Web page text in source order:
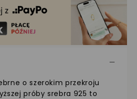
o szerokim przekroju
próby srebra 925 to